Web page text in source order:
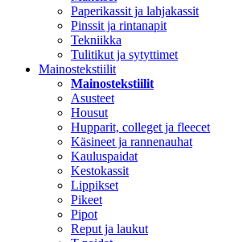
Paperikassit ja lahjakassit
Pinssit ja rintanapit
Tekniikka
Tulitikut ja sytyttimet
Mainostekstiilit
Mainostekstiilit
Asusteet
Housut
Hupparit, colleget ja fleecet
Käsineet ja rannenauhat
Kauluspaidat
Kestokassit
Lippikset
Pikeet
Pipot
Reput ja laukut